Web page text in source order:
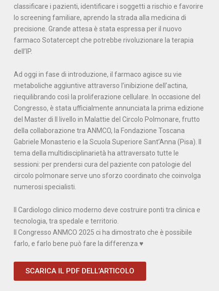
classificare i pazienti, identificare i soggetti a rischio e favorire
lo screening familiare, aprendo la strada alla medicina di
precisione. Grande attesa è stata espressa per il nuovo
farmaco Sotatercept che potrebbe rivoluzionare la terapia
dell’IP.
Ad oggi in fase di introduzione, il farmaco agisce su vie
metaboliche aggiuntive attraverso l’inibizione dell’actina,
riequilibrando così la proliferazione cellulare. In occasione del
Congresso, è stata ufficialmente annunciata la prima edizione
del Master di II livello in Malattie del Circolo Polmonare, frutto
della collaborazione tra ANMCO, la Fondazione Toscana
Gabriele Monasterio e la Scuola Superiore Sant’Anna (Pisa). Il
tema della multidisciplinarietà ha attraversato tutte le
sessioni: per prendersi cura del paziente con patologie del
circolo polmonare serve uno sforzo coordinato che coinvolga
numerosi specialisti.
Il Cardiologo clinico moderno deve costruire ponti tra clinica e
tecnologia, tra spedale e territorio.
Il Congresso ANMCO 2025 ci ha dimostrato che è possibile
farlo, e farlo bene può fare la differenza.♥
SCARICA IL PDF DELL’ARTICOLO